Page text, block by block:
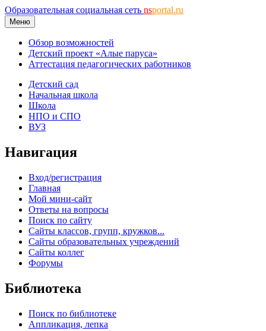
Образовательная социальная сеть nsportal.ru
Меню
Обзор возможностей
Детский проект «Алые паруса»
Аттестация педагогических работников
Детский сад
Начальная школа
Школа
НПО и СПО
ВУЗ
Навигация
Вход/регистрация
Главная
Мой мини-сайт
Ответы на вопросы
Поиск по сайту
Сайты классов, групп, кружков...
Сайты образовательных учреждений
Сайты коллег
Форумы
Библиотека
Поиск по библиотеке
Аппликация, лепка